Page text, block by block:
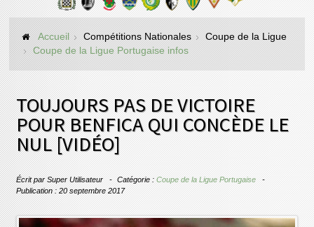
Accueil Compétitions Nationales
Coupe de la Ligue
Coupe de la Ligue Portugaise infos
TOUJOURS PAS DE VICTOIRE
POUR BENFICA QUI CONCÈDE LE
NUL [VIDÉO]
Écrit parSuper Utilisateur Catégorie :Coupe de la Ligue Portugaise
Publication : 20 septembre 2017